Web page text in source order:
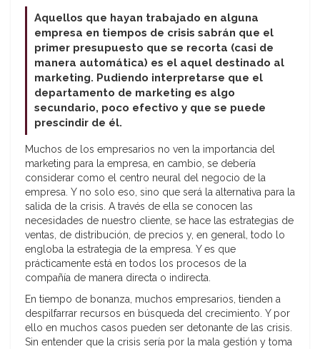
Aquellos que hayan trabajado en alguna
empresa en tiempos de crisis sabrán que el
primer presupuesto que se recorta (casi de
manera automática) es el aquel destinado al
marketing. Pudiendo interpretarse que el
departamento de marketing es algo
secundario, poco efectivo y que se puede
prescindir de él.
Muchos de los empresarios no ven la importancia del
marketing para la empresa, en cambio, se debería
considerar como el centro neural del negocio de la
empresa. Y no solo eso, sino que será la alternativa para la
salida de la crisis. A través de ella se conocen las
necesidades de nuestro cliente, se hace las estrategias de
ventas, de distribución, de precios y, en general, todo lo
engloba la estrategia de la empresa. Y es que
prácticamente está en todos los procesos de la
compañía de manera directa o indirecta.
En tiempo de bonanza, muchos empresarios, tienden a
despilfarrar recursos en búsqueda del crecimiento. Y por
ello en muchos casos pueden ser detonante de las crisis.
Sin entender que la crisis sería por la mala gestión y toma